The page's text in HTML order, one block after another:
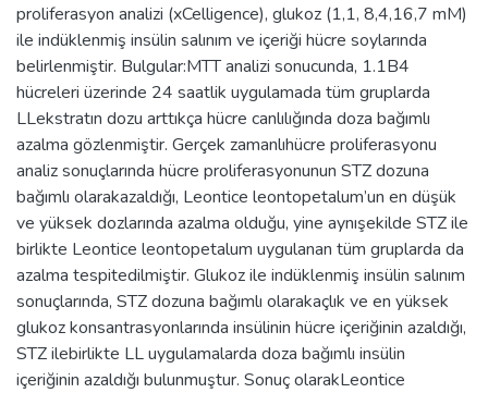
proliferasyon analizi (xCelligence), glukoz (1,1, 8,4,16,7 mM)
ile indüklenmiş insülin salınım ve içeriği hücre soylarında
belirlenmiştir. Bulgular:MTT analizi sonucunda, 1.1B4
hücreleri üzerinde 24 saatlik uygulamada tüm gruplarda
LLekstratın dozu arttıkça hücre canlılığında doza bağımlı
azalma gözlenmiştir. Gerçek zamanlıhücre proliferasyonu
analiz sonuçlarında hücre proliferasyonunun STZ dozuna
bağımlı olarakazaldığı, Leontice leontopetalum’un en düşük
ve yüksek dozlarında azalma olduğu, yine aynışekilde STZ ile
birlikte Leontice leontopetalum uygulanan tüm gruplarda da
azalma tespitedilmiştir. Glukoz ile indüklenmiş insülin salınım
sonuçlarında, STZ dozuna bağımlı olarakaçlık ve en yüksek
glukoz konsantrasyonlarında insülinin hücre içeriğinin azaldığı,
STZ ilebirlikte LL uygulamalarda doza bağımlı insülin
içeriğinin azaldığı bulunmuştur. Sonuç olarakLeontice